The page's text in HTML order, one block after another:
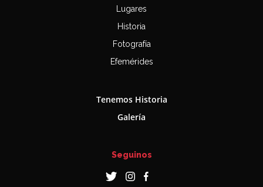
Lugares
Historia
Fotografía
Efemérides
Tenemos Historia
Galería
Seguinos